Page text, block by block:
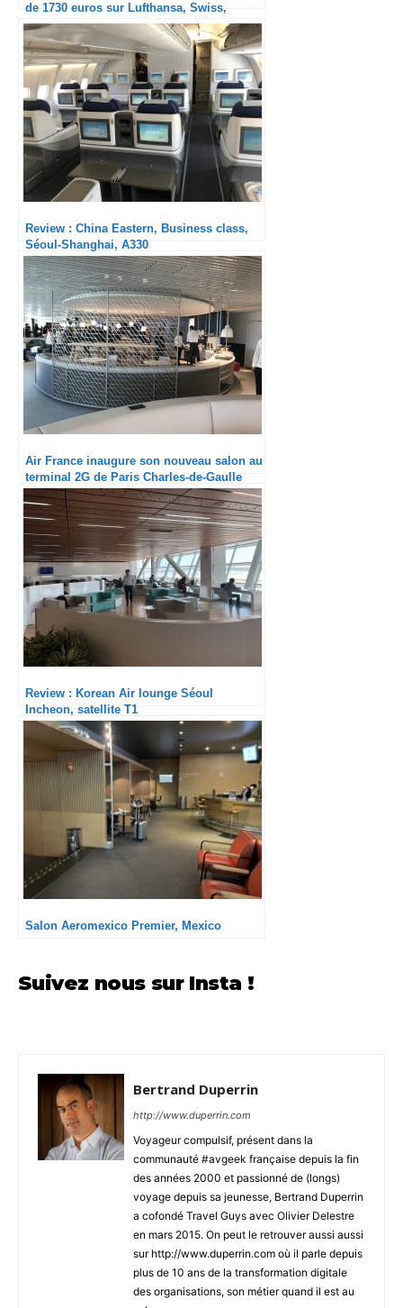
de 1730 euros sur Lufthansa, Swiss,
Austrian et….KLM
Review : China Eastern, Business class,
Séoul-Shanghai, A330
Air France inaugure son nouveau salon au
terminal 2G de Paris Charles-de-Gaulle
Review : Korean Air lounge Séoul
Incheon, satellite T1
Salon Aeromexico Premier, Mexico
Suivez nous sur Insta !
Bertrand Duperrin
http://www.duperrin.com
Voyageur compulsif, présent dans la
communauté #avgeek française depuis la fin
des années 2000 et passionné de (longs)
voyage depuis sa jeunesse, Bertrand Duperrin
a cofondé Travel Guys avec Olivier Delestre
en mars 2015. On peut le retrouver aussi aussi
sur http://www.duperrin.com où il parle depuis
plus de 10 ans de la transformation digitale
des organisations, son métier quand il est au